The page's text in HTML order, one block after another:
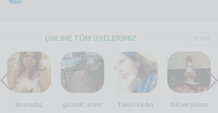
ONLINE TÜM ÜYELERİMİZ TÜMÜ
birsuu25 güzide_ates takici kadın dul ve yalnız